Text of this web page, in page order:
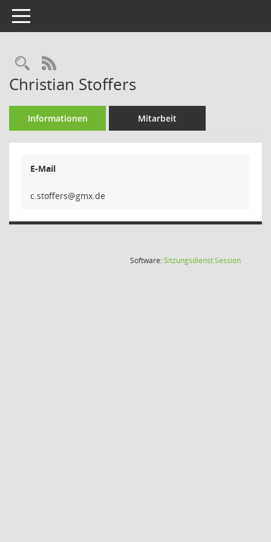
Toggle navigation
Rechercheauswahl
RSS-Feed
Christian Stoffers
Informationen Mitarbeit
E-Mail
sreff
Software:SitzungsdienstSession(Wird in